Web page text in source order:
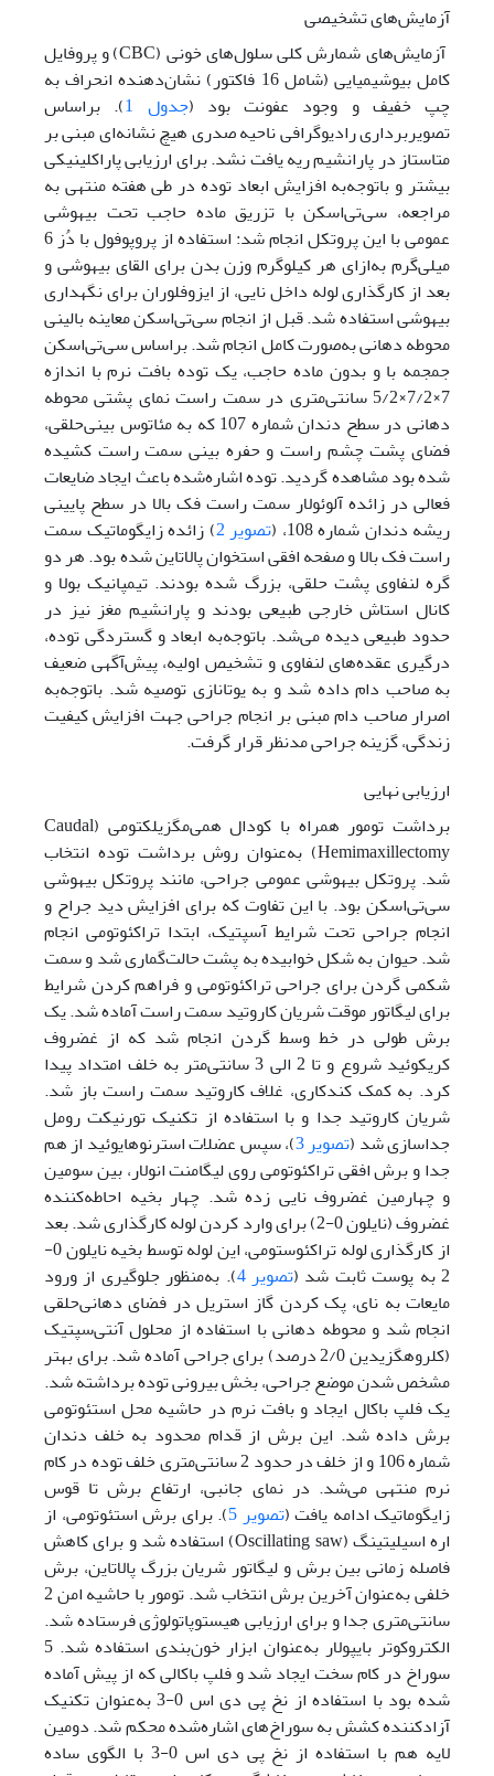
آزمایش‌های تشخیصی
آزمایش‌های شمارش کلی سلول‌های خونی (CBC) و پروفایل
کامل بیوشیمیایی (شامل 16 فاکتور) نشان‌دهنده انحراف به
چپ خفیف و وجود عفونت بود (جدول 1
). بر‌اساس
تصویر‌برداری رادیوگرافی ناحیه صدری هیچ نشانه‌ای مبنی بر
متاستاز در پارانشیم ریه یافت نشد. برای ارزیابی پاراکلینیکی
بیشتر و با‌توجه‌به افزایش ابعاد توده در طی هفته‌ منتهی به
مراجعه، سی‌تی‌اسکن با تزریق ماده حاجب تحت بیهوشی
عمومی ‌با این پروتکل انجام شد: استفاده از پروپوفول با دُز 6
‌میلی‌گرم به‌ازای هر کیلوگرم وزن بدن برای القای بیهوشی و
بعد از کارگذاری لوله داخل نایی، از ایزوفلوران برای نگهداری
بیهوشی استفاده شد. قبل از انجام ‌سی‌تی‌اسکن معاینه بالینی
محوطه دهانی به‌صورت کامل انجام شد. بر‌اساس ‌سی‌تی‌اسکن
جمجمه با و بدون ماده حاجب، یک توده بافت نرم با اندازه
7×7/2×5/2 سانتی‌متری در سمت راست نمای پشتی محوطه
دهانی در سطح دندان شماره 107 که به مئاتوس بینی‌حلقی،
فضای پشت چشم راست و حفره بینی سمت راست کشیده
شده بود مشاهده گردید. توده اشاره‌شده باعث ایجاد ضایعات
فعالی در زائده آلوئولار سمت راست فک بالا در سطح پایینی
ریشه دندان شماره 108، (
تصویر 2 ) زائده زایگوماتیک سمت
راست فک بالا و صفحه افقی استخوان پالاتاین شده بود. هر دو
گره لنفاوی پشت حلقی، بزرگ شده بودند. تیمپانیک بولا و
کانال استاش خارجی طبیعی بودند و پارانشیم مغز نیز در
حدود طبیعی دیده می‌شد. با‌توجه‌به ابعاد و گستردگی توده،
درگیری عقده‌های لنفاوی و تشخیص اولیه، پیش‌آگهی ضعیف
به صاحب دام داده شد و به یوتانازی توصیه شد. با‌توجه‌به
اصرار صاحب دام مبنی بر انجام جراحی جهت افزایش کیفیت
زندگی، گزینه جراحی مد‌نظر قرار گرفت.
ارزیابی نهایی
برداشت تومور همراه با کودال همی‌مگزیلکتومی (‌Caudal
Hemimaxillectomy) ‌به‌عنوان روش برداشت توده انتخاب
شد. پروتکل بیهوشی عمومی ‌جراحی، مانند پروتکل بیهوشی
‌سی‌تی‌اسکن بود. با این تفاوت که برای افزایش دید جراح و
انجام جراحی تحت شرایط آسپتیک، ابتدا تراکئوتومی ‌انجام
شد. حیوان به شکل خوابیده به پشت حالت‌گماری شد و سمت
شکمی‌ گردن برای جراحی تراکئوتومی ‌و فراهم‌ کردن شرایط
برای لیگاتور موقت شریان کاروتید سمت راست آماده شد. یک
برش طولی در خط وسط گردن انجام شد که از غضروف
کریکوئید شروع و تا 2 الی 3 سانتی‌‌متر به خلف امتداد پیدا
کرد. به کمک کندکاری، غلاف کاروتید سمت راست باز شد.
شریان کاروتید جدا و با استفاده از تکنیک تورنیکت رومل
جداسازی شد (تصویر 3 )، سپس عضلات استرنوهایوئید از هم
جدا و برش افقی تراکئوتومی‌ روی لیگامنت انولار، بین سومین
و چهارمین غضروف نایی زده شد. چهار بخیه احاطه‌کننده
غضروف (نایلون 0-2) برای وارد کردن لوله کارگذاری شد. بعد
از کارگذاری لوله تراکئوستومی، این لوله توسط بخیه نایلون 0-
2 به پوست ثابت شد (
تصویر 4 ). به‌منظور جلوگیری از ورود
مایعات به نای، پک کردن گاز استریل در فضای دهانی‌‌حلقی
انجام شد و محوطه دهانی با استفاده از محلول آنتی‌سپتیک
(کلروهگزیدین 2/0 درصد) برای جراحی آماده شد. برای بهتر
مشخص شدن موضع جراحی، بخش بیرونی توده برداشته شد.
یک فلپ باکال ایجاد و بافت نرم در حاشیه محل استئوتومی‌
برش داده شد. این برش از قدام محدود به خلف دندان
شماره 106 و از خلف در حدود 2 سانتی‌متری خلف توده در کام
نرم منتهی می‌شد. در نمای جانبی، ارتفاع برش تا قوس
زایگوماتیک ادامه یافت (تصویر 5 ). برای برش استئوتومی، از
اره اسیلیتینگ (Oscillating saw) استفاده شد و برای کاهش
فاصله زمانی بین برش و لیگاتور شریان بزرگ پالاتاین، برش
خلفی به‌عنوان آخرین برش انتخاب شد. تومور با حاشیه امن 2
سانتی‌‌متری جدا و برای ارزیابی هیستوپاتولوژی فرستاده شد.
الکتروکوتر بایپولار به‌عنوان ابزار خون‌بندی استفاده شد. 5
سوراخ در کام سخت ایجاد شد و فلپ باکالی که از پیش آماده
شده بود با استفاده از نخ پی دی اس 0-3 به‌عنوان تکنیک
آزاد‌کننده کشش به سوراخ‌های اشاره‌شده محکم شد. دومین
لایه هم با استفاده از نخ پی دی اس 0-3 با الگوی ساده